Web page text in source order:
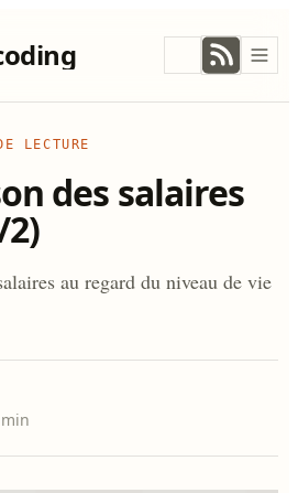
LECTURE
des salaires
2)
au regard du niveau de vie
min